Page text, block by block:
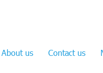
About us Contact us